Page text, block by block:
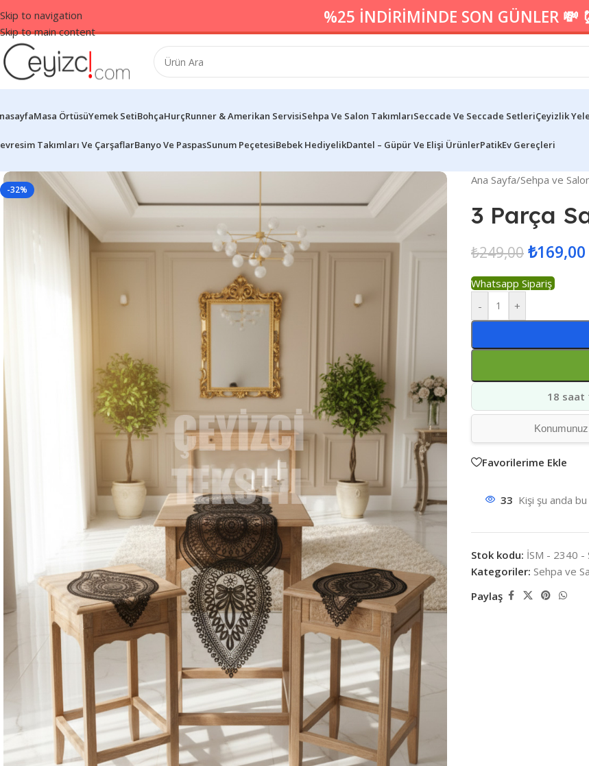
Skip to navigation
Skip to main content
%25 İNDİRİMİNDE SON GÜNLER 💸
Masa ÖrtüsüYemek SetiBohçaHurçRunner & Amerikan ServisiSehpa Ve Salon TakımlarıSeccade Ve Seccade SetleriÇeyizlik
Takımları Ve ÇarşaflarBanyo Ve PaspasSunum PeçetesiBebek HediyelikDantel – Güpür Ve Elişi ÜrünlerPatikEv Gereçleri
-32%
Ana Sayfa/Sehpa ve
3 Parça
₺249,00 ₺169,00
Whatsapp Sipariş
-
+
18 saat
Favorilerime Ekle
33 Kişi şu anda
Stok kodu: İSM - 2340 -
Kategoriler: Sehpa ve
Paylaş